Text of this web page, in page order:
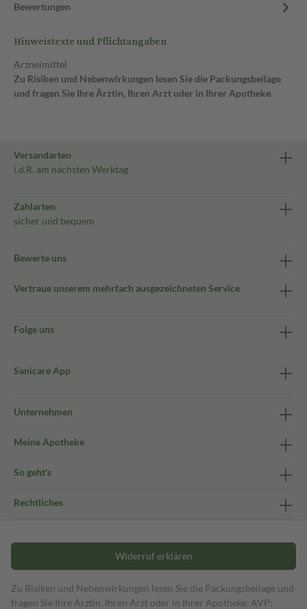
Bewertungen
Hinweistexte und Pflichtangaben
Arzneimittel
Zu Risiken und Nebenwirkungen lesen Sie die Packungsbeilage
und fragen Sie Ihre Ärztin, Ihren Arzt oder in Ihrer Apotheke.
Versandarten
i.d.R. am nächsten Werktag
Zahlarten
sicher und bequem
Bewerte uns
Vertraue unserem mehrfach ausgezeichneten Service
Folge uns
Sanicare App
Unternehmen
Meine Apotheke
So geht's
Rechtliches
Widerruf erklären
Zu Risiken und Nebenwirkungen lesen Sie die Packungsbeilage und
fragen Sie Ihre Ärztin, Ihren Arzt oder in Ihrer Apotheke. AVP: